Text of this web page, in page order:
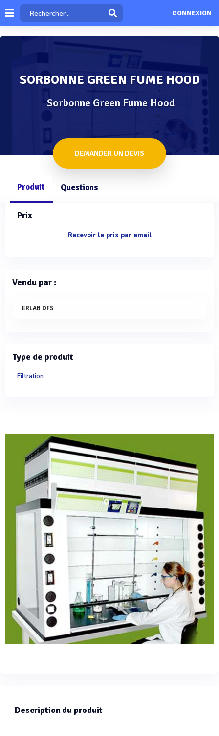
CONNEXION
SORBONNE GREEN FUME HOOD
Sorbonne Green Fume Hood
DEMANDER UN DEVIS
Produit Questions
Description du produit
Prix
Recevoir le prix par email
Vendu par :
ERLAB DFS
Type de produit
Filtration